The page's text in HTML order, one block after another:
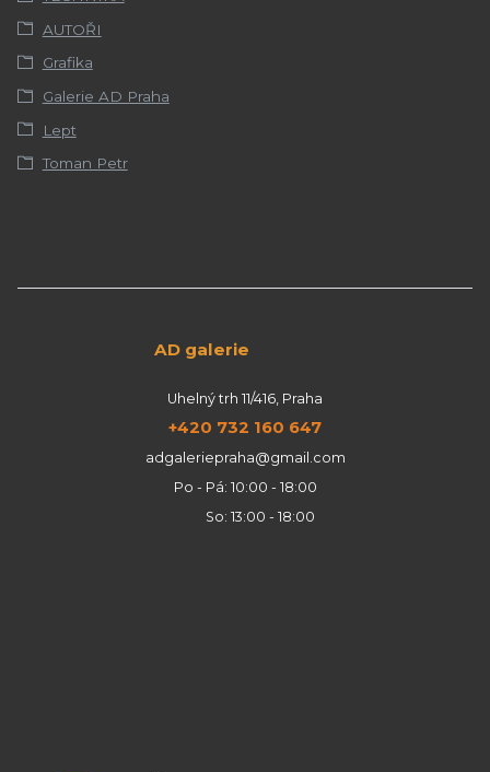
AUTOŘI
Grafika
Galerie AD Praha
Lept
Toman Petr
AD galerie
Uhelný trh 11/416, Praha
+420 732 160 647
adgaleriepraha@gmail.com
Po - Pá: 10:00 - 18:00
So: 13:00 - 18:00